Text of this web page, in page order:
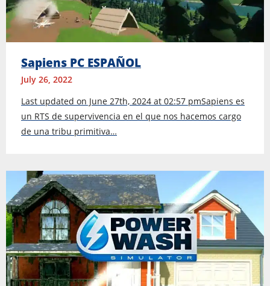
Sapiens PC ESPAÑOL
July 26, 2022
Last updated on June 27th, 2024 at 02:57 pmSapiens es
un RTS de supervivencia en el que nos hacemos cargo
de una tribu primitiva…